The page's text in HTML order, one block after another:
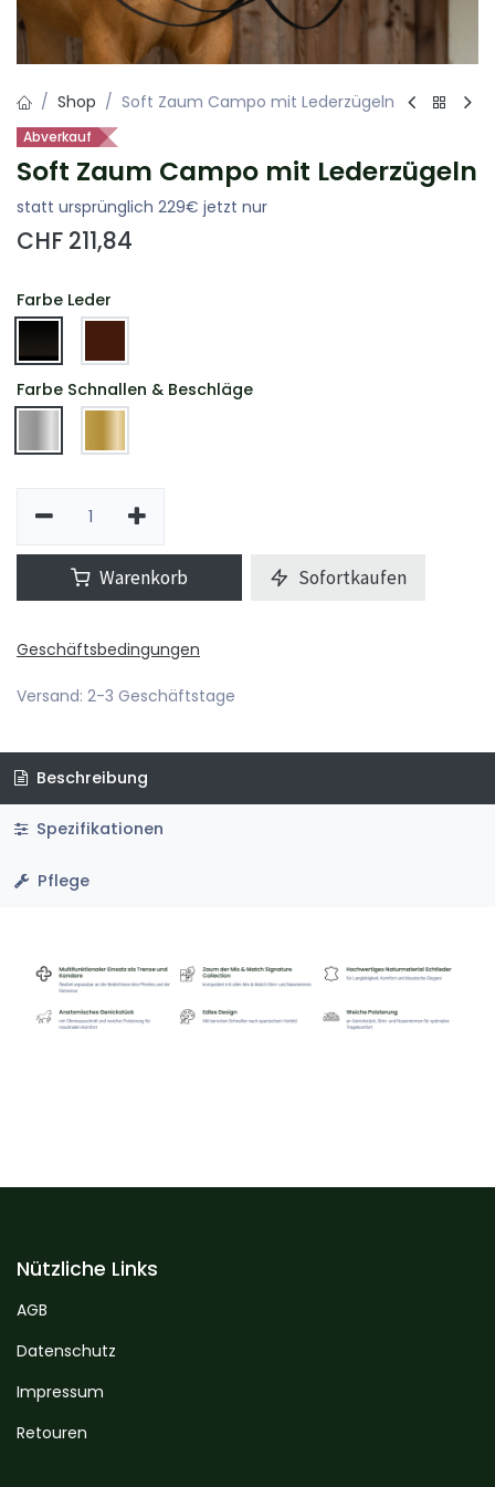
Shop Soft Zaum Campo mit Lederzügeln
Abverkauf
Soft Zaum Campo mit Lederzügeln
statt ursprünglich 229€ jetzt nur
CHF 211,84
Farbe Leder
Farbe Schnallen & Beschläge
Warenkorb Sofortkaufen
Geschäftsbedingungen
Versand: 2-3 Geschäftstage
Beschreibung
Spezifikationen
Pflege
Nützliche Links
AGB
Datenschutz
Impressum
Retouren